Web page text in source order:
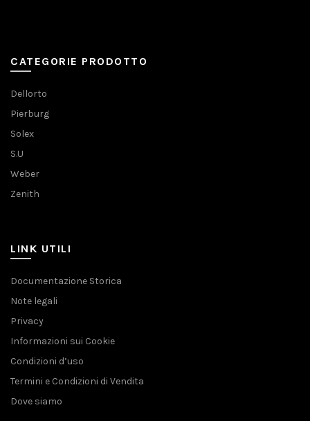
CATEGORIE PRODOTTO
Dellorto
Pierburg
Solex
S.U
Weber
Zenith
LINK UTILI
Documentazione Storica
Note legali
Privacy
Informazioni sui Cookie
Condizioni d’uso
Termini e Condizioni di Vendita
Dove siamo